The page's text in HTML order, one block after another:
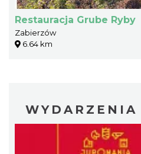
Restauracja Grube Ryby
Zabierzów
6.64 km